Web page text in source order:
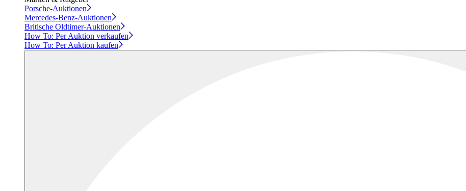
Porsche-Auktionen
Mercedes-Benz-Auktionen
Britische Oldtimer-Auktionen
How To: Per Auktion verkaufen
How To: Per Auktion kaufen